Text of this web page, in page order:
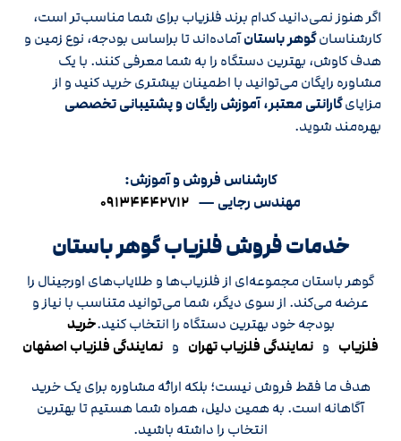
اگر هنوز نمی‌دانید کدام برند فلزیاب برای شما مناسب‌تر است،
کارشناسانگوهر باستانآماده‌اند تا براساس بودجه، نوع زمین و
هدف کاوش، بهترین دستگاه را به شما معرفی کنند. با یک
مشاوره رایگان می‌توانید با اطمینان بیشتری خرید کنید و از
مزایایگارانتی معتبر، آموزش رایگان و پشتیبانی تخصصی
بهره‌مند شوید.
کارشناس فروش و آموزش:
مهندس رجایی — ۰۹۱۳۴۴۴۲۷۱۲
خدمات فروش فلزیاب گوهر باستان
گوهر باستان مجموعه‌ای از فلزیاب‌ها و طلایاب‌های اورجینال را
عرضه می‌کند. از سوی دیگر، شما می‌توانید متناسب با نیاز و
بودجه خود بهترین دستگاه را انتخاب کنید.خرید
فلزیاب و نمایندگی فلزیاب تهران و نمایندگی فلزیاب اصفهان
هدف ما فقط فروش نیست؛ بلکه ارائه مشاوره برای یک خرید
آگاهانه است. به همین دلیل، همراه شما هستیم تا بهترین
انتخاب را داشته باشید.